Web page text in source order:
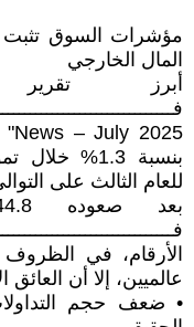
مؤشرات السوق تثبت
المال الخارجي
أبرز تقرير
للعام الثالث على
الأرقام، في
عالميين، إلا أن
• ضعف حجم